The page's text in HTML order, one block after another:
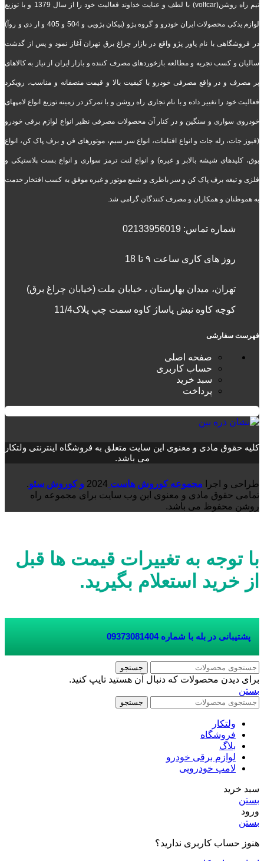
تیم راه روشن(voltcar) با لطف و عنایت خداوند فعالیت خود را از سال 1379 و با توزیع
لوازم یدکی محصولات ایران خودرو و گروه پژو (پیکان پژویی و 504 و 405 و ار دی و روآ)
در فروشگاهی با نام پاور پژو واقع در بازار چراغ برق تهران آغاز نمود و پس از گذشت
سالیان و کسب تجربه و مطالعه بازخوردهای مصرف کننده و بازار ایران از نیاز به کالاهای
پر مصرف و در واقع مصرفی خودرو با کیفیت بالا و قیمت منصفانه و مناسب، رویکرد
فعالیت خود را تغییر داده و با نام تجاری راه روشن و با تمرکز در زمینه توزیع انواع لامپهای
خودروی سواری و سنگین و در کنار آن محصولات مصرفی نظیر انواع لوازم برقی خودرو
(فیوز جات، رله جات و انواع افتامات، انواع سر سیم، موتورهای فن و برف پاک کن، انواع
بوق، کلیدهای شیشه بالابر و غیره) و انواع لنت ترمز سواری و انواع بست پلاستیکی و
فلزی و تیغه برف پاک کن و سر باطری و شمع موتور و غیره موفق به کسب افتخار خدمت
به هموطنان و همکاران و مصرف کنندگان گرامی شد.
شماره تماس: 02133956019
روز های کاری ساعت ۹ تا 18
تهران، میدان بهارستان ، خیابان ملت (خیابان چراغ برق)
کوچه کاوه نبش پاساژ کاوه سمت چپ پلاک11/4
فهرست سفارشی
صفحه اصلی
حساب کاربری
سبد خرید
پرداخت
کلیه حقوق مادی و معنوی این سایت متعلق به فروشگاه اینترنتی ولتکار
می باشد.
طراحی و اجرا مجموعه کوروش هاست 2024 و کوروش سئو.
تمامی حقوق مادی و معنوی این وب سایت برای مجموعه راه
روشن محفوظ می باشد.
با توجه به تغییرات قیمت ها قبل
از خرید استعلام بگیرید.
پشتیبانی در بله با شماره 09373081404
جستجو
برای دیدن محصولات که دنبال آن هستید تایپ کنید.
بستن
جستجو
ولتکار
فروشگاه
بلاگ
لوازم برقی خودرو
لامپ خودرویی
سبد خرید
بستن
ورود
بستن
هنوز حساب کاربری ندارید؟